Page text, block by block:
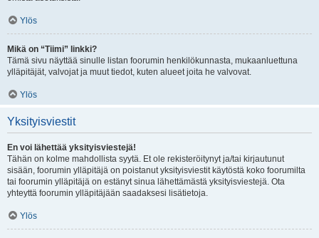
Ylös
Mikä on “Tiimi” linkki?
Tämä sivu näyttää sinulle listan foorumin henkilökunnasta, mukaanluettuna
ylläpitäjät, valvojat ja muut tiedot, kuten alueet joita he valvovat.
Ylös
Yksityisviestit
En voi lähettää yksityisviestejä!
Tähän on kolme mahdollista syytä. Et ole rekisteröitynyt ja/tai kirjautunut
sisään, foorumin ylläpitäjä on poistanut yksityisviestit käytöstä koko foorumilta
tai foorumin ylläpitäjä on estänyt sinua lähettämästä yksityisviestejä. Ota
yhteyttä foorumin ylläpitäjään saadaksesi lisätietoja.
Ylös